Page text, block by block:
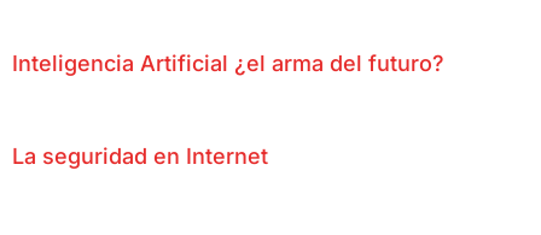
Inteligencia Artificial ¿el arma del futuro?
La seguridad en Internet